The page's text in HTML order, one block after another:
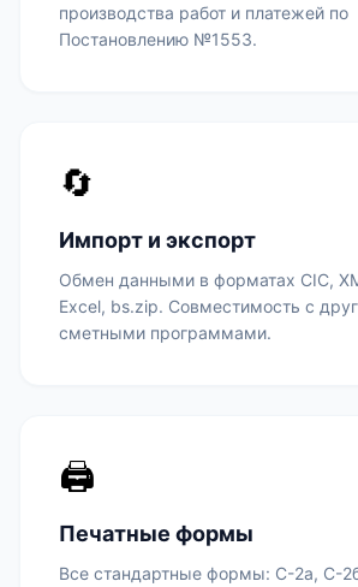
производства работ и платежей по
Постановлению №1553.
🔄
Импорт и экспорт
Обмен данными в форматах СІС,
Excel, bs.zip. Совместимость с
сметными программами.
🖨️
Печатные формы
Все стандартные формы: С-2а, С-